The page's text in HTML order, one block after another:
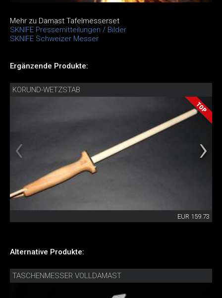
Mehr zu Damast Tafelmesserset
SKNIFE Pressemitteilungen / Bilder
SKNIFE Schweizer Messer
Ergänzende Produkte:
KORUND-WETZSTAB
EUR 159.73
Alternative Produkte:
TASCHENMESSER VOLLDAMAST